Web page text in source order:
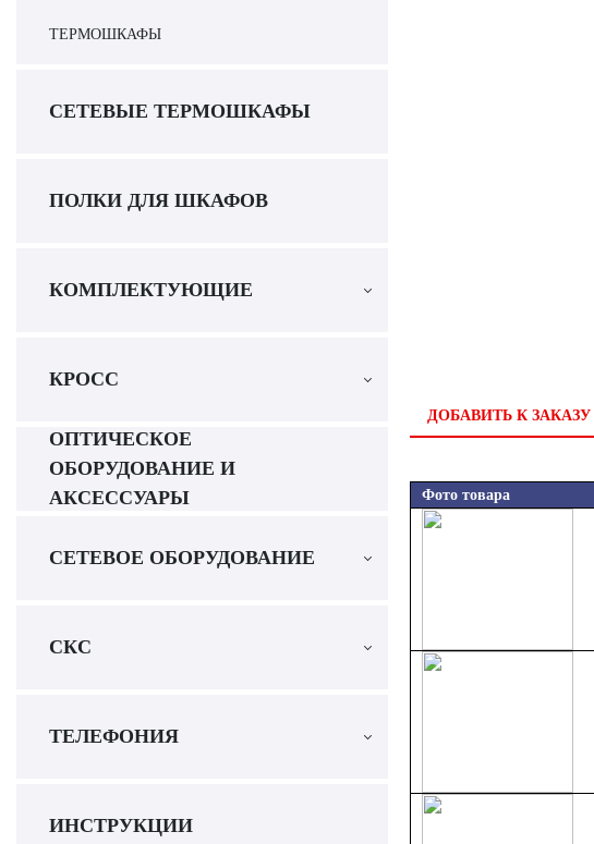
ТЕРМОШКАФЫ
СЕТЕВЫЕ ТЕРМОШКАФЫ
ПОЛКИ ДЛЯ ШКАФОВ
КОМПЛЕКТУЮЩИЕ
КРОСС
ОПТИЧЕСКОЕ
ОБОРУДОВАНИЕ И
АКСЕССУАРЫ
СЕТЕВОЕ ОБОРУДОВАНИЕ
СКС
ТЕЛЕФОНИЯ
ИНСТРУКЦИИ
ДОБАВИТЬ К ЗАКАЗУ
Фото товара